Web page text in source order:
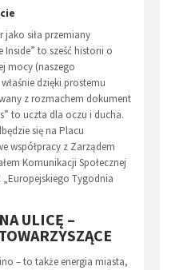
jako siła przemiany
Inside” to sześć historii o
mocy (naszego
dzięki prostemu
z rozmachem dokument
to uczta dla oczu i ducha.
się na Placu
współpracy z Zarządem
Komunikacji Społecznej
Tygodnia
ULICĘ –
– to także energia miasta,